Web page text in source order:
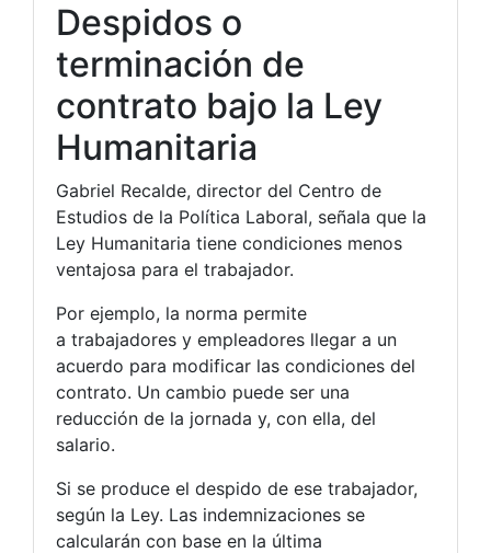
Despidos o
terminación de
contrato bajo la Ley
Humanitaria
Gabriel Recalde, director del Centro de
Estudios de la Política Laboral, señala que la
Ley Humanitaria tiene condiciones menos
ventajosa para el trabajador.
Por ejemplo, la norma permite
a trabajadores y empleadores llegar a un
acuerdo para modificar las condiciones del
contrato. Un cambio puede ser una
reducción de la jornada y, con ella, del
salario.
Si se produce el despido de ese trabajador,
según la Ley. Las indemnizaciones se
calcularán con base en la última